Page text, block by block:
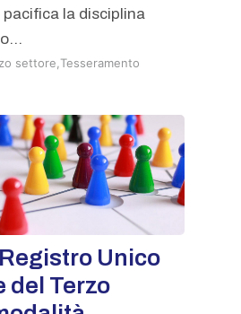
la disciplina
settore Tesseramento
Unico
del Terzo